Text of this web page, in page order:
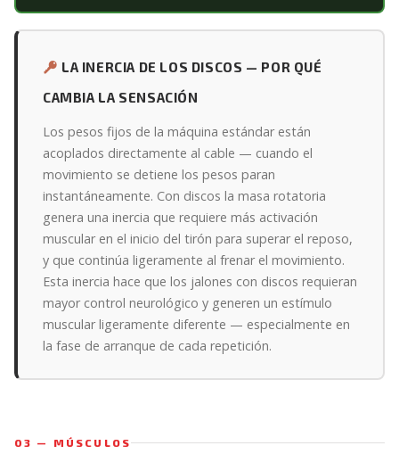
LA INERCIA DE LOS DISCOS — POR QUÉ
CAMBIA LA SENSACIÓN
Los pesos fijos de la máquina estándar están
acoplados directamente al cable — cuando el
movimiento se detiene los pesos paran
instantáneamente. Con discos la masa rotatoria
genera una inercia que requiere más activación
muscular en el inicio del tirón para superar el reposo,
y que continúa ligeramente al frenar el movimiento.
Esta inercia hace que los jalones con discos requieran
mayor control neurológico y generen un estímulo
muscular ligeramente diferente — especialmente en
la fase de arranque de cada repetición.
03 — MÚSCULOS